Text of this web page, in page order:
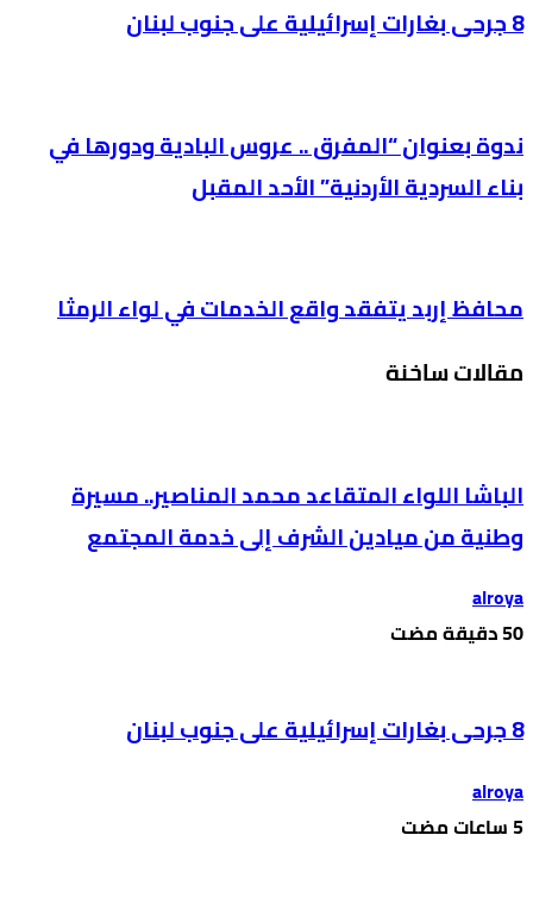
8 جرحى بغارات إسرائيلية على جنوب لبنان
ندوة بعنوان “المفرق .. عروس البادية ودورها في
بناء السردية الأردنية” الأحد المقبل
محافظ إربد يتفقد واقع الخدمات في لواء الرمثا
مقالات ساخنة
الباشا اللواء المتقاعد محمد المناصير.. مسيرة
وطنية من ميادين الشرف إلى خدمة المجتمع
alroya
8 جرحى بغارات إسرائيلية على جنوب لبنان
alroya